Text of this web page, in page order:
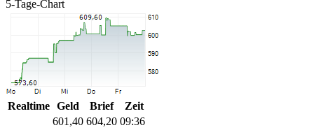
5-Tage-Chart
Realtime Geld Brief
Zeit
601,40 604,20 09:36